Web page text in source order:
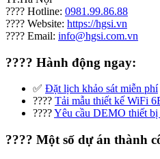
???? Hotline: 0981.99.86.88
???? Website: https://hgsi.vn
???? Email: info@hgsi.com.vn
???? Hành động ngay:
✅ Đặt lịch khảo sát miễn phí
???? Tải mẫu thiết kế WiFi
????Yêu cầu DEMO thiết bị
???? Một số dự án thành